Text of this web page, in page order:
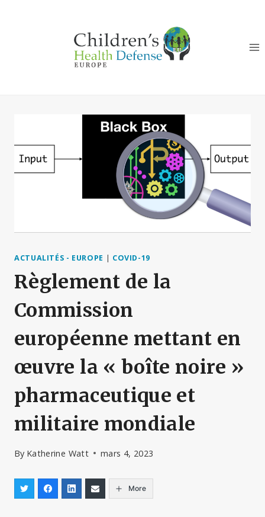
ACTUALITÉS - EUROPE | COVID-19
Règlement de la
Commission
européenne mettant en
œuvre la « boîte noire »
pharmaceutique et
militaire mondiale
By Katherine Watt mars 4, 2023
More